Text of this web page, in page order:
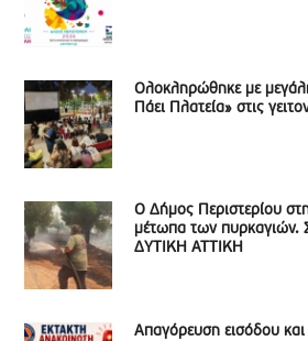
Ολοκληρώθηκε με
Πάει Πλατεία» στις
Ο Δήμος Περιστερίου
μέτωπα των
ΔΥΤΙΚΗ ΑΤΤΙΚΗ
Απαγόρευση εισόδου